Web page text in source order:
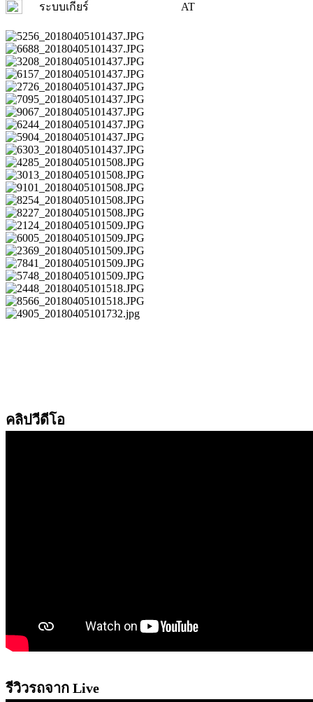
ระบบเกียร์
AT
คลิปวีดีโอ
รีวิวรถจาก Live